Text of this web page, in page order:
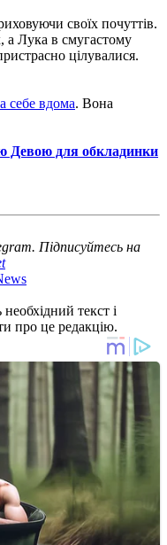
своїх почуттів.
а Лука в смугастому
цілувалися.
себе вдома. Вона
Девою для обкладинки
Підписуйтесь на
текст і
про це редакцію.